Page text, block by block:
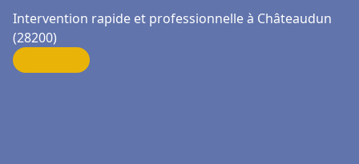
Intervention rapide et professionnelle à Châteaudun
(28200)